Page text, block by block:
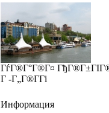
ГѓГ®Г°Г®Г¤
Г -Г„Г®Г­Гі
Информация